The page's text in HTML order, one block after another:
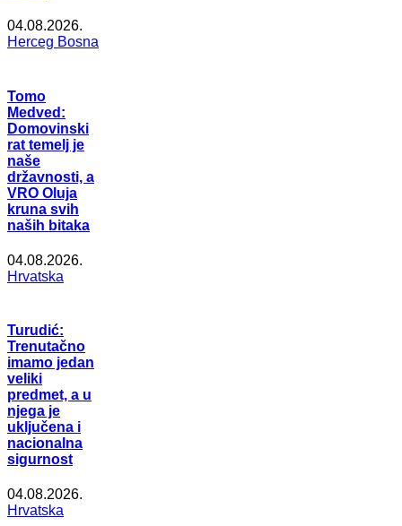
04.08.2026.
Herceg Bosna
Tomo
Medved:
Domovinski
rat temelj je
naše
državnosti, a
VRO Oluja
kruna svih
naših bitaka
04.08.2026.
Hrvatska
Turudić:
Trenutačno
imamo jedan
veliki
predmet, a u
njega je
uključena i
nacionalna
sigurnost
04.08.2026.
Hrvatska